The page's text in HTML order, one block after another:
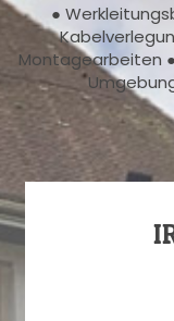
●
Montagearbeiten